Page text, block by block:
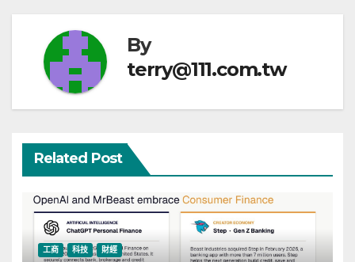
By
terry@111.com.tw
Related Post
工商 科技 財經